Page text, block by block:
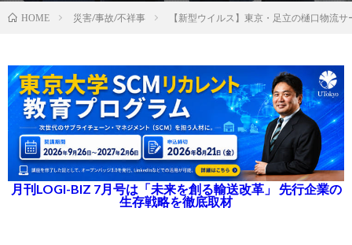
HOME 災害/事故/不祥事 【新型ウイルス】東京・足立の樋口物流
月刊LOGI-BIZ 7月号は「未来を創る輸送改革」 先行企業の
生存戦略を徹底取材